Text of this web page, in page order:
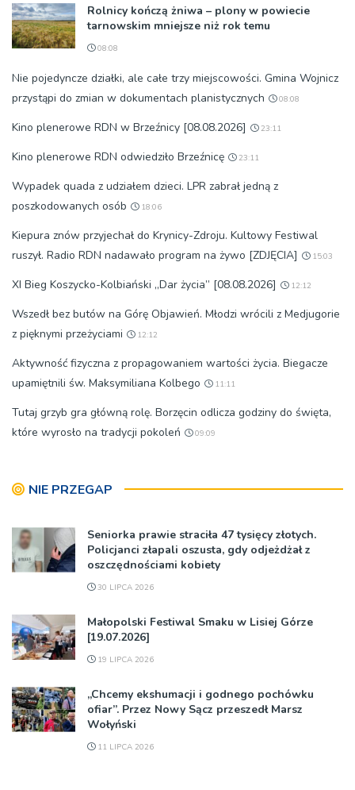
Rolnicy kończą żniwa – plony w powiecie
tarnowskim mniejsze niż rok temu
08:08
Nie pojedyncze działki, ale całe trzy miejscowości. Gmina Wojnicz
przystąpi do zmian w dokumentach planistycznych
08:08
Kino plenerowe RDN w Brzeźnicy [08.08.2026] 23:11
Kino plenerowe RDN odwiedziło Brzeźnicę 23:11
Wypadek quada z udziałem dzieci. LPR zabrał jedną z
poszkodowanych osób
18:06
Kiepura znów przyjechał do Krynicy-Zdroju. Kultowy Festiwal
ruszył. Radio RDN nadawało program na żywo [ZDJĘCIA]
15:03
XI Bieg Koszycko-Kolbiański „Dar życia” [08.08.2026] 12:12
Wszedł bez butów na Górę Objawień. Młodzi wrócili z Medjugorie
z pięknymi przeżyciami
12:12
Aktywność fizyczna z propagowaniem wartości życia. Biegacze
upamiętnili św. Maksymiliana Kolbego
11:11
Tutaj grzyb gra główną rolę. Borzęcin odlicza godziny do święta,
które wyrosło na tradycji pokoleń
09:09
NIE PRZEGAP
Seniorka prawie straciła 47 tysięcy złotych.
Policjanci złapali oszusta, gdy odjeżdżał z
oszczędnościami kobiety
30 LIPCA 2026
Małopolski Festiwal Smaku w Lisiej Górze
[19.07.2026]
19 LIPCA 2026
„Chcemy ekshumacji i godnego pochówku
ofiar”. Przez Nowy Sącz przeszedł Marsz
Wołyński
11 LIPCA 2026